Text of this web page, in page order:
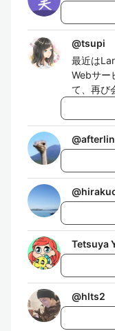
@tsupi
最近は
Webサー
て、再び
@
@
Tetsuya
@hlts2